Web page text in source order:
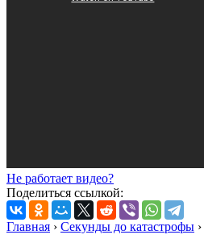
Не работает видео?
Поделиться ссылкой:
Главная › Секунды до катастрофы ›